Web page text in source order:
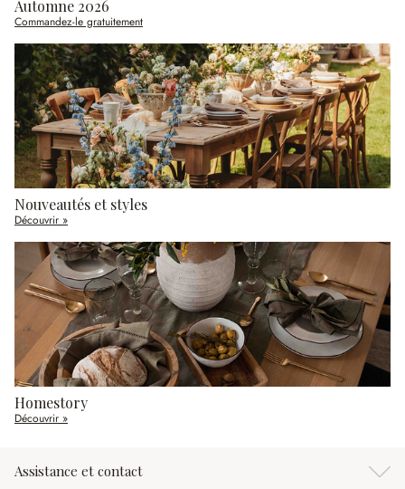
Automne 2026
Commandez-le gratuitement
Nouveautés et styles
Découvrir »
Homestory
Découvrir »
Assistance et contact